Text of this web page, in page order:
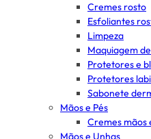
Cremes rosto
Esfoliantes
Limpeza
Maquiagem
Protetores e
Protetores
Sabonete
Mãos e Pés
Cremes mãos
Mãos e Unhas